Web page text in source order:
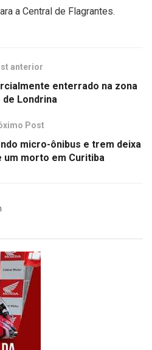
a Central de Flagrantes.
anterior
enterrado na zona
Londrina
Post
micro-ônibus e trem deixa
morto em Curitiba